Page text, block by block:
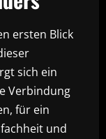
ersten Blick
sich ein
Verbindung
für ein
und